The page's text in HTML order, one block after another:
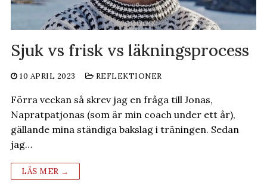
Sjuk vs frisk vs läkningsprocess
10 APRIL 2023 REFLEKTIONER
Förra veckan så skrev jag en fråga till Jonas,
Napratpatjonas (som är min coach under ett år),
gällande mina ständiga bakslag i träningen. Sedan
jag…
LÄS MER →